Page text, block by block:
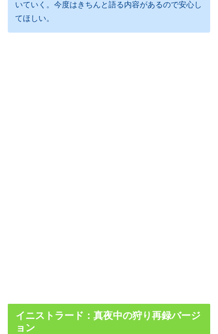
いていく。今度はきちんと語る内容があるので安心し
てほしい。
イニストラード：真夜中の狩り再録バージ
ョン